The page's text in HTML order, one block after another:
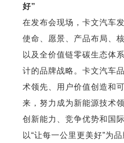
好”
在发布会现场，卡文汽车
使命、愿景、产品布局、
以及全价值链零碳生态体
计的品牌战略。卡文汽车
术领先、用户价值创造和
来，努力成为新能源技术
创新能力、竞争优势和国
以“让每一公里更美好”为